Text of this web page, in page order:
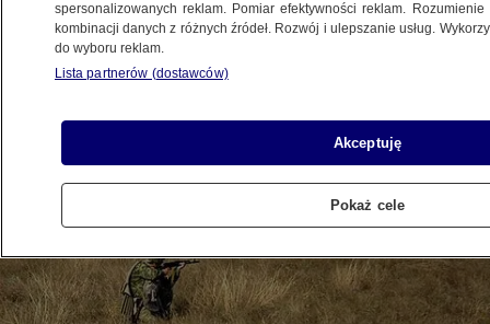
Udostępnij
spersonalizowanych reklam. Pomiar efektywności reklam.
kombinacji danych z różnych źródeł. Rozwój i ulepszanie usług.
do wyboru reklam.
Lista partnerów (dostawców)
Akceptuję
Pokaż cele